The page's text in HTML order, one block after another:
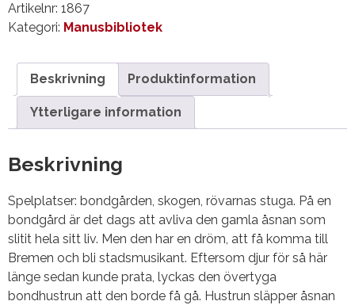
Artikelnr: 1867
Kategori: Manusbibliotek
Beskrivning Produktinformation
Ytterligare information
Beskrivning
Spelplatser: bondgården, skogen, rövarnas stuga. På en
bondgård är det dags att avliva den gamla åsnan som
slitit hela sitt liv. Men den har en dröm, att få komma till
Bremen och bli stadsmusikant. Eftersom djur för så här
länge sedan kunde prata, lyckas den övertyga
bondhustrun att den borde få gå. Hustrun släpper åsnan